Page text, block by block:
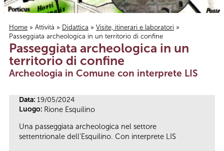
Tu sei qui
Home » Attività » Didattica » Visite, itinerari e laboratori »
Passeggiata archeologica in un territorio di confine
Passeggiata archeologica in un
territorio di confine
Archeologia in Comune con interprete LIS
Data: 19/05/2024
Luogo: Rione Esquilino
Una passeggiata archeologica nel settore
settentrionale dell’Esquilino. Con interprete LIS